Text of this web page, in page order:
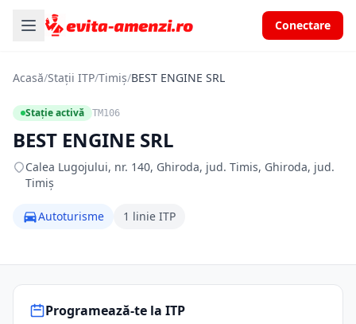
Conectare
Acasă/Stații ITP/Timiș/BEST ENGINE SRL
Stație activă TM106
BEST ENGINE SRL
Calea Lugojului, nr. 140, Ghiroda, jud. Timis, Ghiroda, jud.
Timiș
Autoturisme 1 linie ITP
Programează-te la ITP